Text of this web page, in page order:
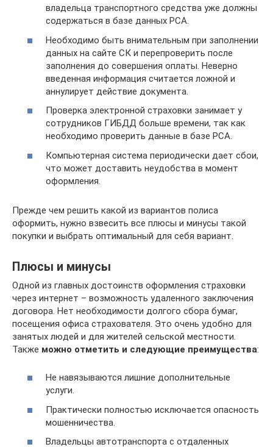
владельца транспортного средства уже должны
содержаться в базе данных РСА.
Необходимо быть внимательным при заполнении
данных на сайте СК и перепроверить после
заполнения до совершения оплаты. Неверно
введенная информация считается ложной и
аннулирует действие документа.
Проверка электронной страховки занимает у
сотрудников ГИБДД больше времени, так как
необходимо проверить данные в базе РСА.
Компьютерная система периодически дает сбои,
что может доставить неудобства в момент
оформления.
Прежде чем решить какой из вариантов полиса
оформить, нужно взвесить все плюсы и минусы такой
покупки и выбрать оптимальный для себя вариант.
Плюсы и минусы
Одной из главных достоинств оформления страховки
через интернет – возможность удаленного заключения
договора. Нет необходимости долгого сбора бумаг,
посещения офиса страхователя. Это очень удобно для
занятых людей и для жителей сельской местности.
Также можно отметить и следующие преимущества:
Не навязываются лишние дополнительные
услуги.
Практически полностью исключается опасность
мошенничества.
Владельцы автотранспорта с отдаленных